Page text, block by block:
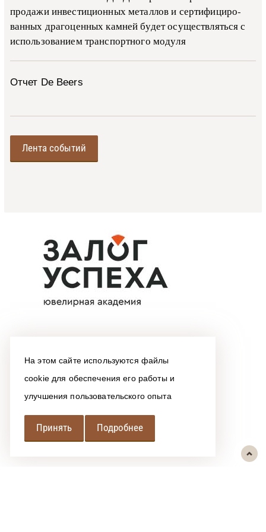
На этом сайте используются файлы
cookie для обеспечения его работы и
улучшения пользовательского опыта
Принять Подробнее
про­да­жи ин­ве­сти­ци­он­ных ме­тал­лов и сер­ти­фи­ци­ро­
ван­ных дра­го­цен­ных ка­м­ней бу­дет осу­ще­ств­лять­ся с
ис­поль­зо­ва­ни­ем тран­с­пор­т­но­го мо­ду­ля
Отчет De Beers
Лента событий